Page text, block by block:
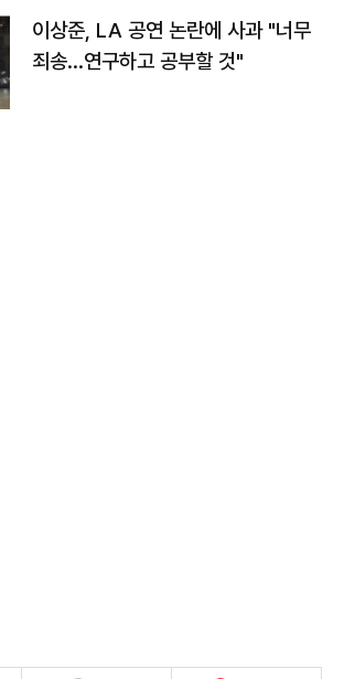
이상준, LA 공연 논란에 사과 "너무
죄송…연구하고 공부할 것"